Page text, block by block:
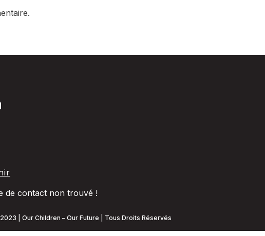
de contact non trouvé !
| Our Children – Our Future | Tous Droits Réservés